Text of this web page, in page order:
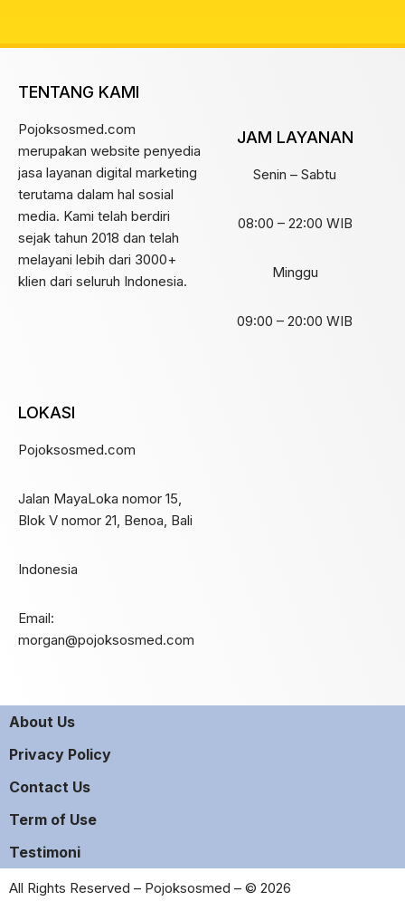
TENTANG KAMI
Pojoksosmed.com
merupakan website penyedia
jasa layanan digital marketing
terutama dalam hal sosial
media. Kami telah berdiri
sejak tahun 2018 dan telah
melayani lebih dari 3000+
klien dari seluruh Indonesia.
JAM LAYANAN
Senin – Sabtu
08:00 – 22:00 WIB
Minggu
09:00 – 20:00 WIB
LOKASI
Pojoksosmed.com
Jalan MayaLoka nomor 15,
Blok V nomor 21, Benoa, Bali
Indonesia
Email:
morgan@pojoksosmed.com
About Us
Privacy Policy
Contact Us
Term of Use
Testimoni
All Rights Reserved – Pojoksosmed – © 2026